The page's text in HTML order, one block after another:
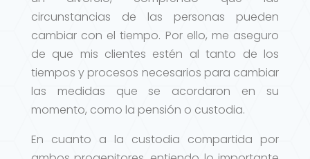
circunstancias de las personas pueden
cambiar con el tiempo. Por ello, me aseguro
de que mis clientes estén al tanto de los
tiempos y procesos necesarios para cambiar
las medidas que se acordaron en su
momento, como la pensión o custodia.
En cuanto a la custodia compartida por